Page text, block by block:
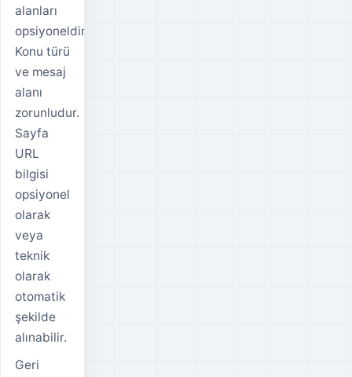
alanları
opsiyoneldir.
Konu türü
ve mesaj
alanı
zorunludur.
Sayfa
URL
bilgisi
opsiyonel
olarak
veya
teknik
olarak
otomatik
şekilde
alınabilir.
Geri